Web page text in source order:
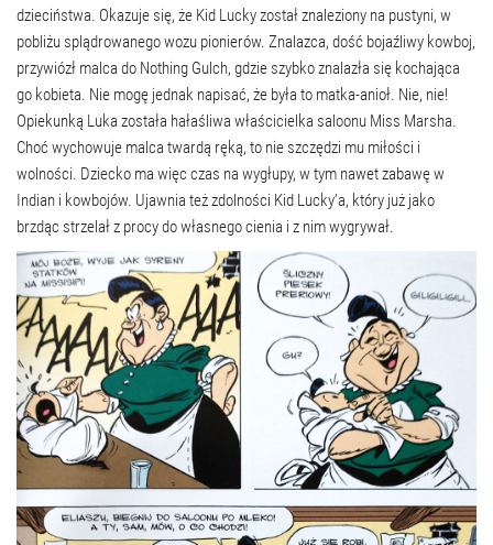
dzieciństwa. Okazuje się, że Kid Lucky został znaleziony na pustyni, w
pobliżu splądrowanego wozu pionierów. Znalazca, dość bojaźliwy kowboj,
przywiózł malca do Nothing Gulch, gdzie szybko znalazła się kochająca
go kobieta. Nie mogę jednak napisać, że była to matka-anioł. Nie, nie!
Opiekunką Luka została hałaśliwa właścicielka saloonu Miss Marsha.
Choć wychowuje malca twardą ręką, to nie szczędzi mu miłości i
wolności. Dziecko ma więc czas na wygłupy, w tym nawet zabawę w
Indian i kowbojów. Ujawnia też zdolności Kid Lucky’a, który już jako
brzdąc strzelał z procy do własnego cienia i z nim wygrywał.